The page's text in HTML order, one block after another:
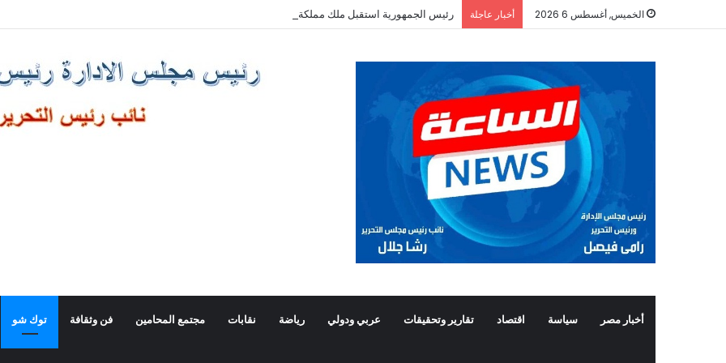
الخميس, أغسطس 6 2026 أخبار عاجلة رئيس الجمهورية استقبل ملك مملكة البحرين الشقيقة
أخبار مصر سياسة اقتصاد تقارير وتحقيقات عربي ودولي رياضة نقابات مجتمع المحامين فن وثقافة توك شو